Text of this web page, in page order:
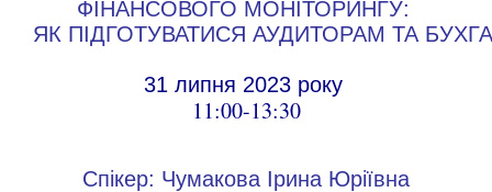
ФІНАНСОВОГО МОНІТОРИНГУ:
ЯК ПІДГОТУВАТИСЯ АУДИТОРАМ ТА
31 липня 2023 року
Спікер: Чумакова Ірина Юріївна